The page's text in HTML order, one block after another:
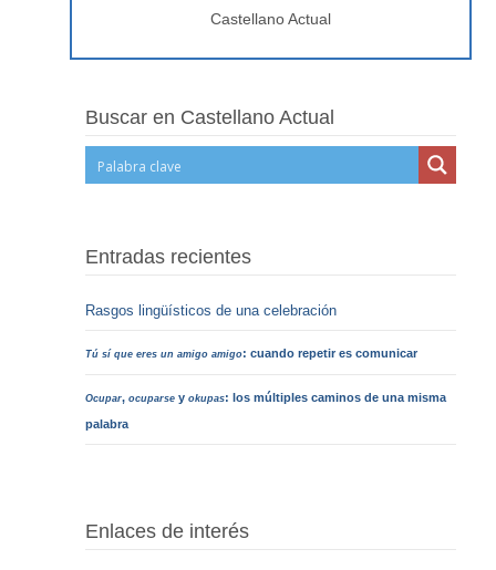
Castellano Actual
Buscar en Castellano Actual
Entradas recientes
Rasgos lingüísticos de una celebración
Tú sí que eres un amigo amigo: cuando repetir es comunicar
Ocupar,ocuparse yokupas: los múltiples caminos de una misma
palabra
Enlaces de interés